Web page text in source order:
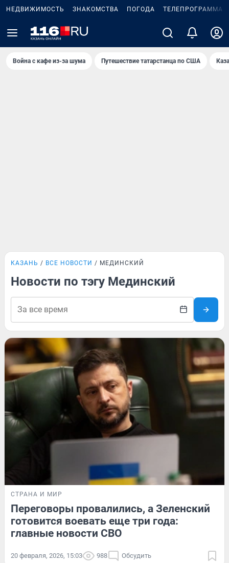
НЕДВИЖИМОСТЬ ЗНАКОМСТВА ПОГОДА ТЕЛЕПРОГРАММА
Война с кафе из-за шума Путешествие татарстанца по США
КАЗАНЬ ВСЕ НОВОСТИ МЕДИНСКИЙ
Новости по тэгу Мединский
СТРАНА И МИР
Переговоры провалились, а Зеленский
готовится воевать еще три года:
главные новости СВО
20 февраля, 2026, 15:03 988 Обсудить